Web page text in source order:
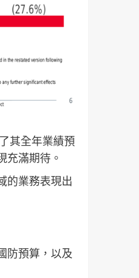
其全年業績預
充滿期待。
的業務表現出
防預算，以及